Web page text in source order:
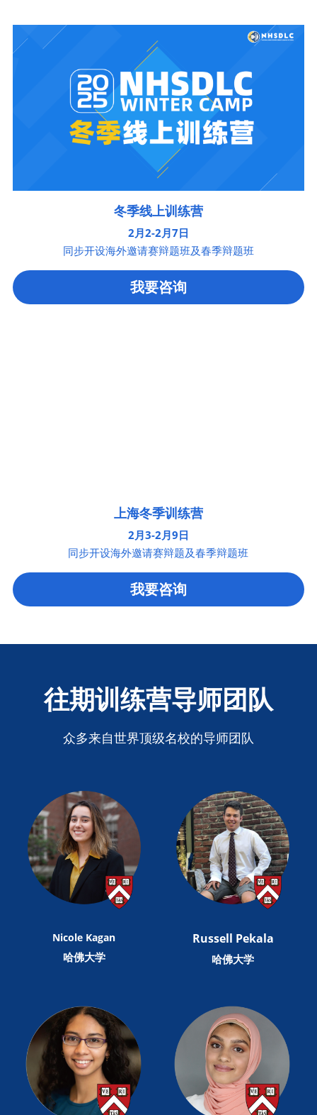
冬季线上训练营
2月2-2月7日
同步开设海外邀请赛辩题班及春季辩题班
我要咨询
上海冬季训练营
2月3-2月9日
同步开设海外邀请赛辩题及春季辩题班
我要咨询
往期训练营导师团队
众多来自世界顶级名校的导师团队
Nicole Kagan
哈佛大学
Russell Pekala
哈佛大学